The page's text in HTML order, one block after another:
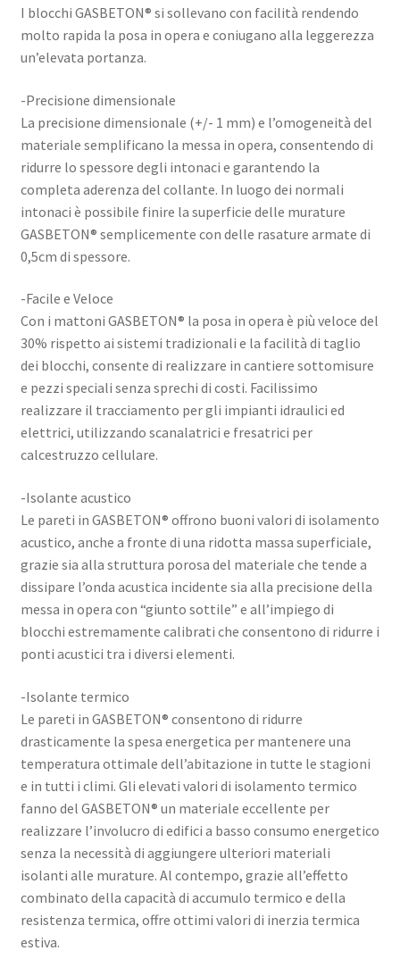
I blocchi GASBETON® si sollevano con facilità rendendo
molto rapida la posa in opera e coniugano alla leggerezza
un’elevata portanza.
-Precisione dimensionale
La precisione dimensionale (+/- 1 mm) e l’omogeneità del
materiale semplificano la messa in opera, consentendo di
ridurre lo spessore degli intonaci e garantendo la
completa aderenza del collante. In luogo dei normali
intonaci è possibile finire la superficie delle murature
GASBETON® semplicemente con delle rasature armate di
0,5cm di spessore.
-Facile e Veloce
Con i mattoni GASBETON® la posa in opera è più veloce del
30% rispetto ai sistemi tradizionali e la facilità di taglio
dei blocchi, consente di realizzare in cantiere sottomisure
e pezzi speciali senza sprechi di costi. Facilissimo
realizzare il tracciamento per gli impianti idraulici ed
elettrici, utilizzando scanalatrici e fresatrici per
calcestruzzo cellulare.
-Isolante acustico
Le pareti in GASBETON® offrono buoni valori di isolamento
acustico, anche a fronte di una ridotta massa superficiale,
grazie sia alla struttura porosa del materiale che tende a
dissipare l’onda acustica incidente sia alla precisione della
messa in opera con “giunto sottile” e all’impiego di
blocchi estremamente calibrati che consentono di ridurre i
ponti acustici tra i diversi elementi.
-Isolante termico
Le pareti in GASBETON® consentono di ridurre
drasticamente la spesa energetica per mantenere una
temperatura ottimale dell’abitazione in tutte le stagioni
e in tutti i climi. Gli elevati valori di isolamento termico
fanno del GASBETON® un materiale eccellente per
realizzare l’involucro di edifici a basso consumo energetico
senza la necessità di aggiungere ulteriori materiali
isolanti alle murature. Al contempo, grazie all’effetto
combinato della capacità di accumulo termico e della
resistenza termica, offre ottimi valori di inerzia termica
estiva.